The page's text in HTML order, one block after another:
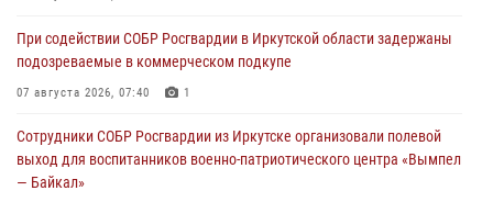
При содействии СОБР Росгвардии в Иркутской области задержаны
подозреваемые в коммерческом подкупе
07 августа 2026, 07:40 1
Сотрудники СОБР Росгвардии из Иркутске организовали полевой
выход для воспитанников военно-патриотического центра «Вымпел
— Байкал»